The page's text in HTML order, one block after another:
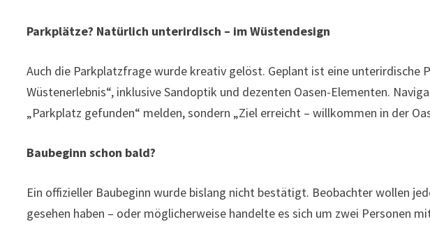
Parkplätze? Natürlich unterirdisch – im Wüstendesign
Auch die Parkplatzfrage wurde kreativ gelöst. Geplant ist eine unterirdische
Wüstenerlebnis“, inklusive Sandoptik und dezenten Oasen-Elementen.
„Parkplatz gefunden“ melden, sondern „Ziel erreicht – willkommen in der
Baubeginn schon bald?
Ein offizieller Baubeginn wurde bislang nicht bestätigt. Beobachter wollen
gesehen haben – oder möglicherweise handelte es sich um zwei Personen